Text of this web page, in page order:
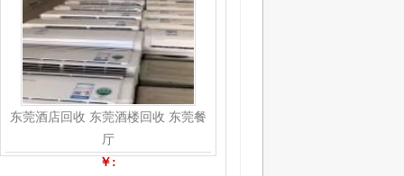
东莞酒店回收 东莞酒楼回收 东莞餐
厅
￥: